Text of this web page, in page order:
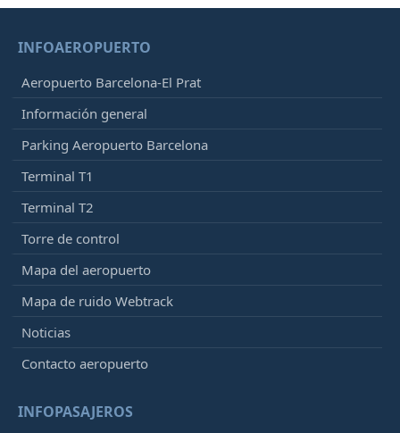
INFOAEROPUERTO
Aeropuerto Barcelona-El Prat
Información general
Parking Aeropuerto Barcelona
Terminal T1
Terminal T2
Torre de control
Mapa del aeropuerto
Mapa de ruido Webtrack
Noticias
Contacto aeropuerto
INFOPASAJEROS